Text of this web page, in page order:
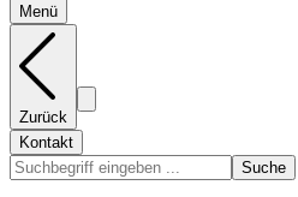
Menü
Zurück
Kontakt
Suche